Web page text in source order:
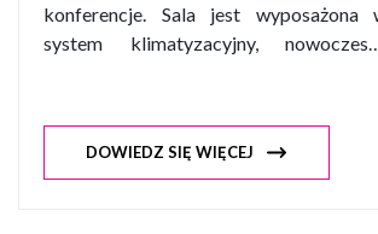
konferencje. Sala jest wyposażona
system klimatyzacyjny,
gwarantują doskonałe brzmienie muzyki.
DOWIEDZ SIĘ WIĘCEJ